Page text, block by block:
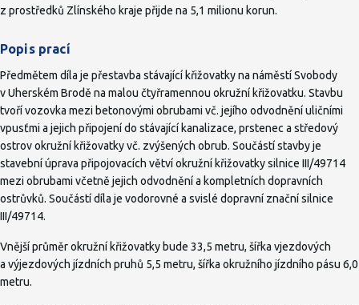
z prostředků Zlínského kraje přijde na 5,1 milionu korun.
Popis prací
Předmětem díla je přestavba stávající křižovatky na náměstí Svobody
v Uherském Brodě na malou čtyřramennou okružní křižovatku. Stavbu
tvoří vozovka mezi betonovými obrubami vč. jejího odvodnění uličními
vpusťmi a jejich připojení do stávající kanalizace, prstenec a středový
ostrov okružní křižovatky vč. zvýšených obrub. Součástí stavby je
stavební úprava připojovacích větví okružní křižovatky silnice III/49714
mezi obrubami včetně jejich odvodnění a kompletních dopravních
ostrůvků. Součástí díla je vodorovné a svislé dopravní znační silnice
III/49714.
Vnější průměr okružní křižovatky bude 33,5 metru, šířka vjezdových
a výjezdových jízdních pruhů 5,5 metru, šířka okružního jízdního pásu 6,0
metru.